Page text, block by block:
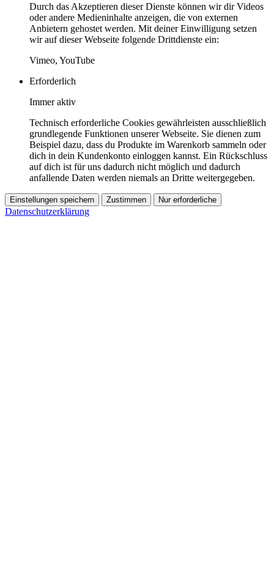
Durch das Akzeptieren dieser Dienste können wir dir Videos
oder andere Medieninhalte anzeigen, die von externen
Anbietern gehostet werden. Mit deiner Einwilligung setzen
wir auf dieser Webseite folgende Drittdienste ein:
Vimeo, YouTube
Erforderlich
Immer aktiv
Technisch erforderliche Cookies gewährleisten ausschließlich
grundlegende Funktionen unserer Webseite. Sie dienen zum
Beispiel dazu, dass du Produkte im Warenkorb sammeln oder
dich in dein Kundenkonto einloggen kannst. Ein Rückschluss
auf dich ist für uns dadurch nicht möglich und dadurch
anfallende Daten werden niemals an Dritte weitergegeben.
Einstellungen speichern Zustimmen Nur erforderliche
Datenschutzerklärung